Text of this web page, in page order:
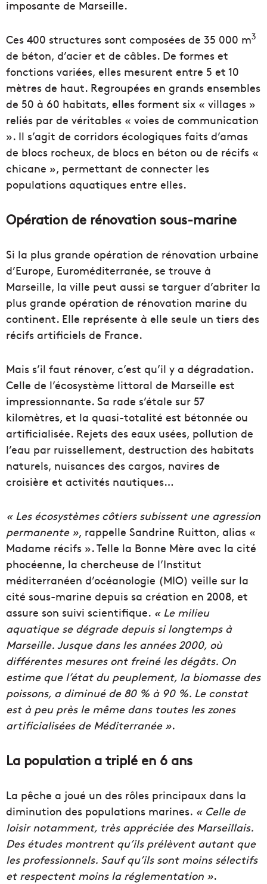
imposante de Marseille.
Ces 400 structures sont composées de 35 000 m3
de béton, d’acier et de câbles. De formes et
fonctions variées, elles mesurent entre 5 et 10
mètres de haut. Regroupées en grands ensembles
de 50 à 60 habitats, elles forment six « villages »
reliés par de véritables « voies de communication
». Il s’agit de corridors écologiques faits d’amas
de blocs rocheux, de blocs en béton ou de récifs «
chicane », permettant de connecter les
populations aquatiques entre elles.
Opération de rénovation sous-marine
Si la plus grande opération de rénovation urbaine
d’Europe, Euroméditerranée, se trouve à
Marseille, la ville peut aussi se targuer d’abriter la
plus grande opération de rénovation marine du
continent. Elle représente à elle seule un tiers des
récifs artificiels de France.
Mais s’il faut rénover, c’est qu’il y a dégradation.
Celle de l’écosystème littoral de Marseille est
impressionnante. Sa rade s’étale sur 57
kilomètres, et la quasi-totalité est bétonnée ou
artificialisée. Rejets des eaux usées, pollution de
l’eau par ruissellement, destruction des habitats
naturels, nuisances des cargos, navires de
croisière et activités nautiques…
« Les écosystèmes côtiers subissent une agression
permanente », rappelle Sandrine Ruitton, alias «
Madame récifs ». Telle la Bonne Mère avec la cité
phocéenne, la chercheuse de l’Institut
méditerranéen d’océanologie (MIO) veille sur la
cité sous-marine depuis sa création en 2008, et
assure son suivi scientifique. « Le milieu
aquatique se dégrade depuis si longtemps à
Marseille. Jusque dans les années 2000, où
différentes mesures ont freiné les dégâts. On
estime que l’état du peuplement, la biomasse des
poissons, a diminué de 80 % à 90 %. Le constat
est à peu près le même dans toutes les zones
artificialisées de Méditerranée ».
La population a triplé en 6 ans
La pêche a joué un des rôles principaux dans la
diminution des populations marines. « Celle de
loisir notamment, très appréciée des Marseillais.
Des études montrent qu’ils prélèvent autant que
les professionnels. Sauf qu’ils sont moins sélectifs
et respectent moins la réglementation ».